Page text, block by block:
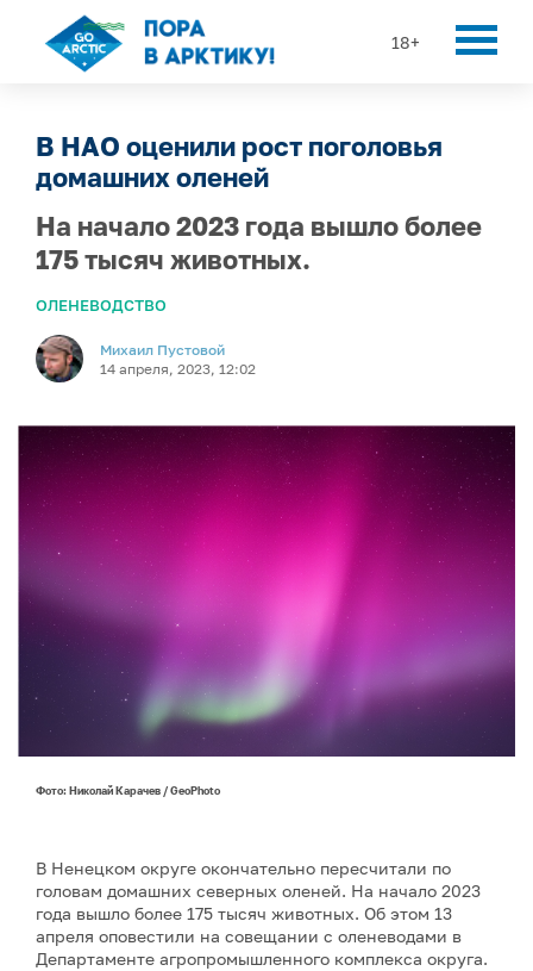
18+
В НАО оценили рост поголовья
домашних оленей
На начало 2023 года вышло более
175 тысяч животных.
ОЛЕНЕВОДСТВО
Михаил Пустовой
14 апреля, 2023, 12:02
Фото: Николай Карачев / GeoPhoto
В Ненецком округе окончательно пересчитали по
головам домашних северных оленей. На начало 2023
года вышло более 175 тысяч животных. Об этом 13
апреля оповестили на совещании с оленеводами в
Департаменте агропромышленного комплекса округа.